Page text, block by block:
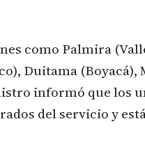
como Palmira
Duitama (Boyacá),
informó que los
del servicio y